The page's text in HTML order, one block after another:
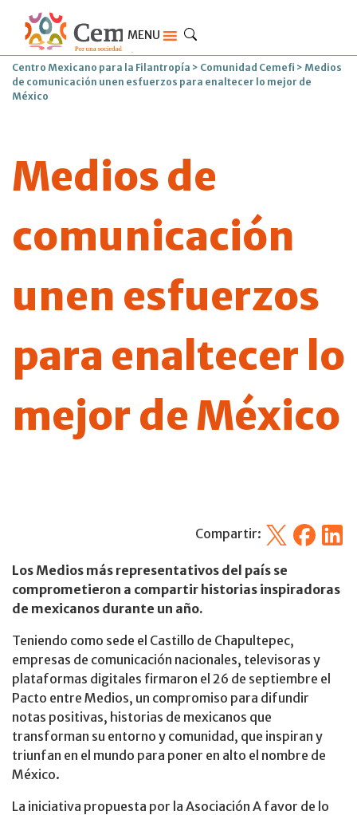
MENU
Centro Mexicano para la Filantropía > Comunidad Cemefi > Medios
de comunicación unen esfuerzos para enaltecer lo mejor de
México
Medios de
comunicación
unen esfuerzos
para enaltecer lo
mejor de México
Compartir: X Facebook
Los Medios más representativos del país se
comprometieron a compartir historias inspiradoras
de mexicanos durante un año.
Teniendo como sede el Castillo de Chapultepec,
empresas de comunicación nacionales, televisoras y
plataformas digitales firmaron el 26 de septiembre el
Pacto entre Medios, un compromiso para difundir
notas positivas, historias de mexicanos que
transforman su entorno y comunidad, que inspiran y
triunfan en el mundo para poner en alto el nombre de
México.
La iniciativa propuesta por la Asociación A favor de lo